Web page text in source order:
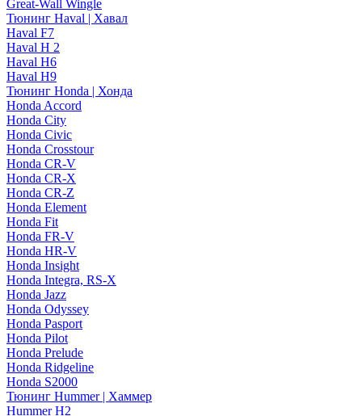
Great-Wall Wingle
Тюнинг Haval | Хавал
Haval F7
Haval H 2
Haval H6
Haval H9
Тюнинг Honda | Хонда
Honda Accord
Honda City
Honda Civic
Honda Crosstour
Honda CR-V
Honda CR-X
Honda CR-Z
Honda Element
Honda Fit
Honda FR-V
Honda HR-V
Honda Insight
Honda Integra, RS-X
Honda Jazz
Honda Odyssey
Honda Pasport
Honda Pilot
Honda Prelude
Honda Ridgeline
Honda S2000
Тюнинг Hummer | Хаммер
Hummer H2